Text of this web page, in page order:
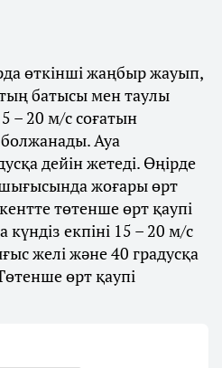
өткінші жаңбыр жауып,
батысы мен таулы
– 20 м/с соғатын
Ауа
дейін жетеді. Өңірде
жоғары өрт
төтенше өрт қаупі
күндіз екпіні 15 – 20 м/с
желі және 40 градусқа
өрт қаупі